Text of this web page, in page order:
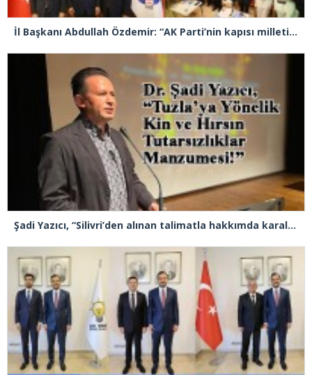
İl Başkanı Abdullah Özdemir: “AK Parti’nin kapısı milletine hizmet etmek isteyen herkese açıktır”
Şadi Yazıcı, “Silivri’den alınan talimatla hakkımda karalama kampanyası yürütülüyor”